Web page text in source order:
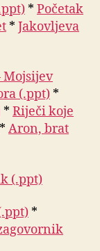
* Početak
* Jakovljeva
Mojsijev
(.ppt) *
* Riječi koje
* Aron, brat
(.ppt)
*